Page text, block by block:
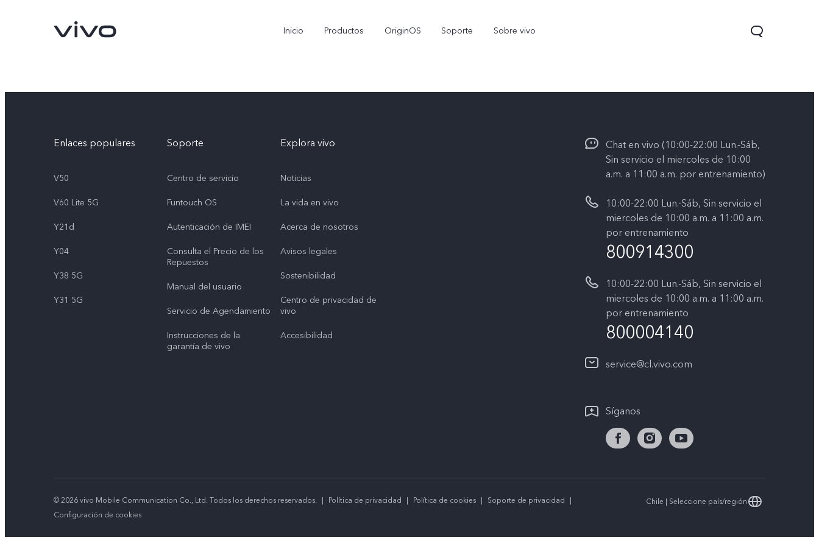
Inicio Productos OriginOS Soporte Sobre vivo
X300 Pro V70 Y11d Y31 5G nuevo
Enlaces populares
V50
V60 Lite 5G
Y21d
Y04
Y38 5G
Y31 5G
Soporte
Centro de servicio
Funtouch OS
Autenticación de IMEI
Consulta el Precio de los
Repuestos
Manual del usuario
Servicio de Agendamiento
Instrucciones de la
garantía de vivo
Explora vivo
Noticias
La vida en vivo
Acerca de nosotros
Avisos legales
Sostenibilidad
Centro de privacidad de
vivo
Accesibilidad
Chat en vivo (10:00-22:00 Lun.-Sáb,
Sin servicio el miercoles de 10:00
a.m. a 11:00 a.m. por entrenamiento)
10:00-22:00 Lun.-Sáb, Sin servicio el
miercoles de 10:00 a.m. a 11:00 a.m.
por entrenamiento
800914300
10:00-22:00 Lun.-Sáb, Sin servicio el
miercoles de 10:00 a.m. a 11:00 a.m.
por entrenamiento
800004140
service@cl.vivo.com
Síganos
© 2026 vivo Mobile Communication Co., Ltd. Todos los derechos reservados. | Política de privacidad | Política de cookies | Soporte de privacidad
|
Configuración de cookies
Chile | Seleccione país/región